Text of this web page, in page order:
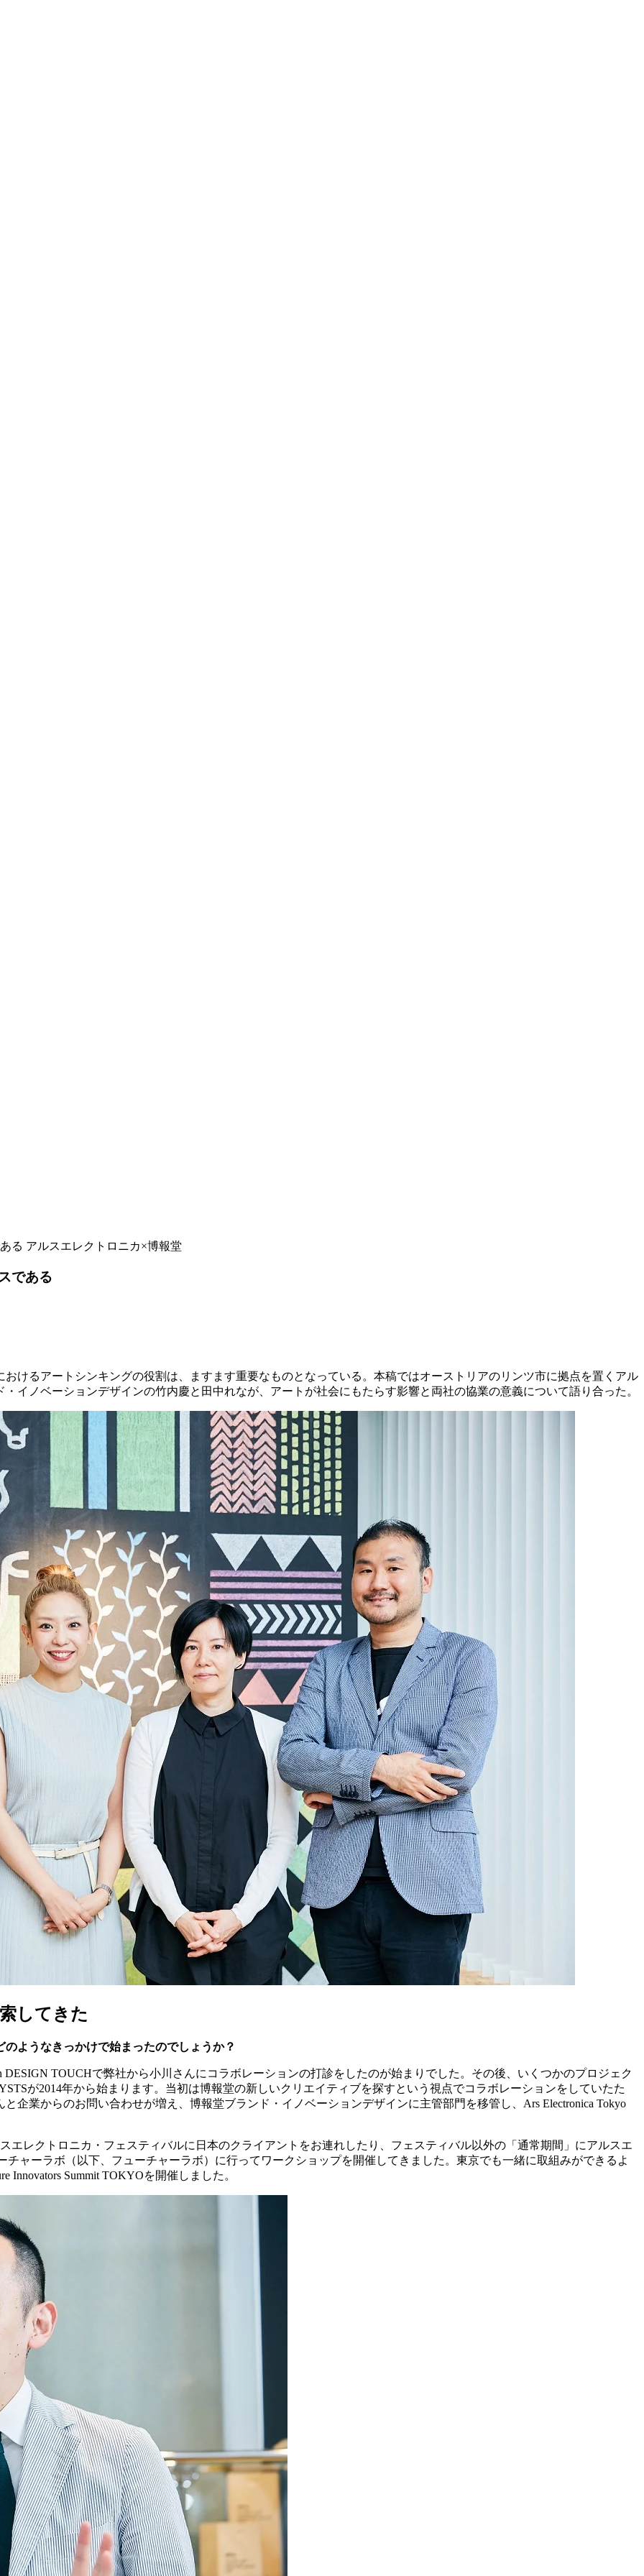
る アルスエレクトロニカ×博報堂
である
けるアートシンキングの役割は、ますます重要なものとなっている。本稿ではオーストリアのリンツ市に拠点を置くアル
イノベーションデザインの竹内慶と田中れなが、アートが社会にもたらす影響と両社の協業の意義について語り合った。
してきた
ようなきっかけで始まったのでしょうか？
DESIGN TOUCHで弊社から小川さんにコラボレーションの打診をしたのが始まりでした。その後、いくつかのプロジェク
が2014年から始まります。当初は博報堂の新しいクリエイティブを探すという視点でコラボレーションをしていたた
企業からのお問い合わせが増え、博報堂ブランド・イノベーションデザインに主管部門を移管し、Ars Electronica Tokyo
エレクトロニカ・フェスティバルに日本のクライアントをお連れしたり、フェスティバル以外の「通常期間」にアルスエ
ャーラボ（以下、フューチャーラボ）に行ってワークショップを開催してきました。東京でも一緒に取組みができるよ
Innovators Summit TOKYOを開催しました。